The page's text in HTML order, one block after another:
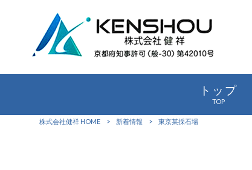
トップ
TOP
株式会社健祥 HOME > 新着情報 > 東京某採石場